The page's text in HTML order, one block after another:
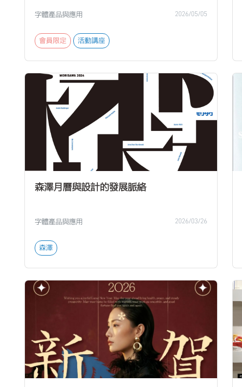
字體產品與應用 2026/05/05
會員限定 活動講座
森澤月曆與設計的發展脈絡
字體產品與應用 2026/03/26
森澤